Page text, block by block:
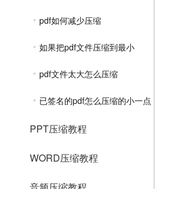
pdf如何减少压缩
如果把pdf文件压缩到最小
pdf文件太大怎么压缩
已签名的pdf怎么压缩的小一点
PPT压缩教程
WORD压缩教程
音频压缩教程